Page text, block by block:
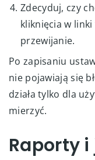
Zdecyduj, czy
kliknięcia w
przewijanie.
Po zapisaniu
nie pojawiają się
działa tylko dla
mierzyć.
Raporty